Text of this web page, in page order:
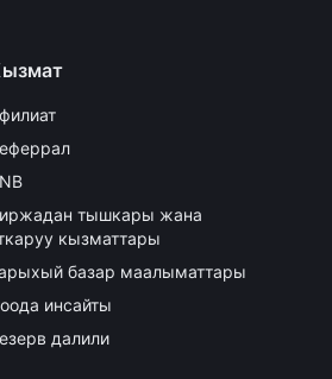
тышкары жана
кызматтары
базар маалыматтары
инсайты
далили